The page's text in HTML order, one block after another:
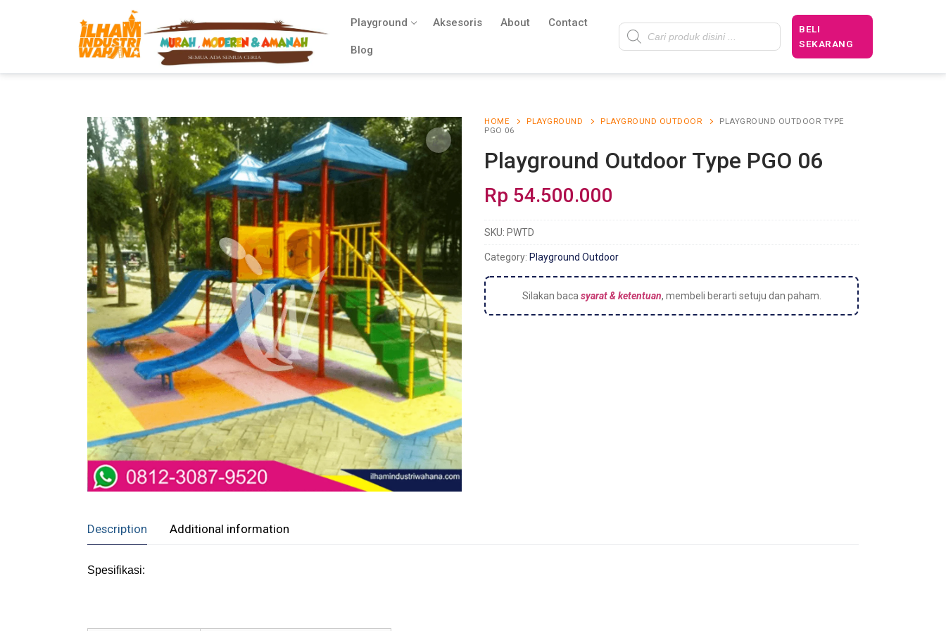
Playground Aksesoris About Contact
Blog
BELI
SEKARANG
HOME PLAYGROUND PLAYGROUND OUTDOOR
PLAYGROUND OUTDOOR TYPE
PGO 06
Playground Outdoor Type PGO 06
Rp 54.500.000
SKU: PWTD
Category: Playground Outdoor
Silakan baca syarat & ketentuan, membeli berarti setuju dan paham.
Description Additional information
Spesifikasi: